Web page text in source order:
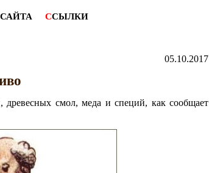
ССЫЛКИ
05.10.2017
смол, меда и специй, как сообщает